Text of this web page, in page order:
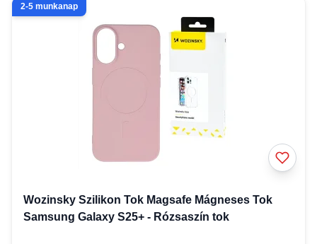
2-5 munkanap
Wozinsky Szilikon Tok Magsafe Mágneses Tok
Samsung Galaxy S25+ - Rózsaszín tok